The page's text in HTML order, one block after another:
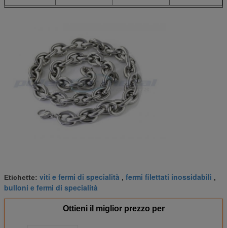
Etichette: viti e fermi di specialità , fermi filettati inossidabili ,
bulloni e fermi di specialità
Ottieni il miglior prezzo per